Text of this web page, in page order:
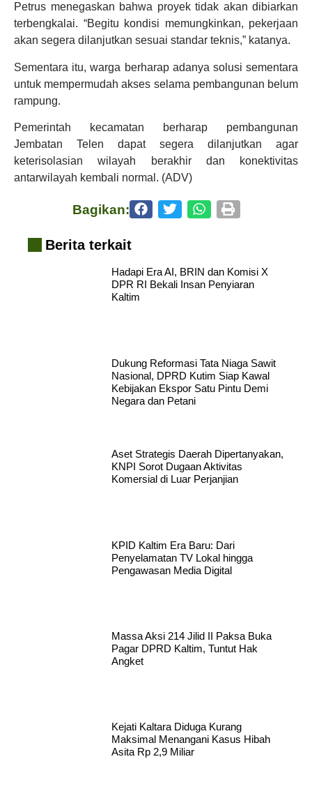
Petrus menegaskan bahwa proyek tidak akan dibiarkan
terbengkalai. “Begitu kondisi memungkinkan, pekerjaan
akan segera dilanjutkan sesuai standar teknis,” katanya.
Sementara itu, warga berharap adanya solusi sementara
untuk mempermudah akses selama pembangunan belum
rampung.
Pemerintah kecamatan berharap pembangunan
Jembatan Telen dapat segera dilanjutkan agar
keterisolasian wilayah berakhir dan konektivitas
antarwilayah kembali normal. (ADV)
Bagikan:
Berita terkait
Hadapi Era AI, BRIN dan Komisi X
DPR RI Bekali Insan Penyiaran
Kaltim
Dukung Reformasi Tata Niaga Sawit
Nasional, DPRD Kutim Siap Kawal
Kebijakan Ekspor Satu Pintu Demi
Negara dan Petani
Aset Strategis Daerah Dipertanyakan,
KNPI Sorot Dugaan Aktivitas
Komersial di Luar Perjanjian
KPID Kaltim Era Baru: Dari
Penyelamatan TV Lokal hingga
Pengawasan Media Digital
Massa Aksi 214 Jilid II Paksa Buka
Pagar DPRD Kaltim, Tuntut Hak
Angket
Kejati Kaltara Diduga Kurang
Maksimal Menangani Kasus Hibah
Asita Rp 2,9 Miliar